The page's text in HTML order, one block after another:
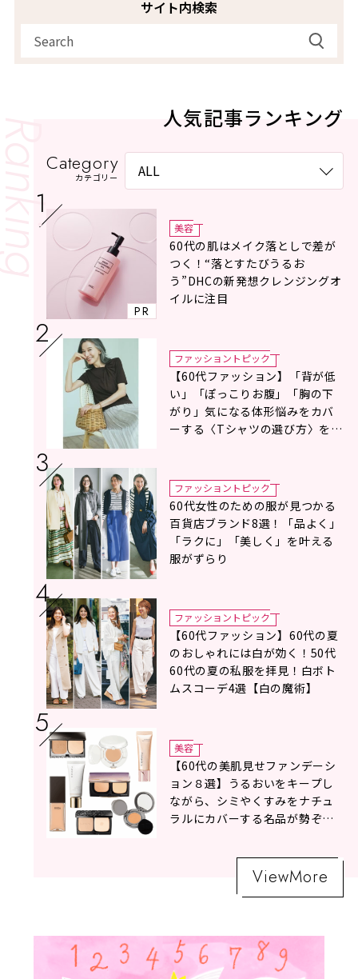
サイト内検索
人気記事ランキング
Category
カテゴリー
PR
美容
60代の肌はメイク落としで差が
つく！“落とすたびうるお
う”DHCの新発想クレンジングオ
イルに注目
ファッショントピック
【60代ファッション】「背が低
い」「ぽっこりお腹」「胸の下
がり」気になる体形悩みをカバ
ーする〈Tシャツの選び方〉をス
ファッショントピック
60代女性のための服が見つかる
百貨店ブランド8選！「品よく」
「ラクに」「美しく」を叶える
服がずらり
ファッショントピック
【60代ファッション】60代の夏
のおしゃれには白が効く！50代
60代の夏の私服を拝見！白ボト
ムスコーデ4選【白の魔術】
美容
【60代の美肌見せファンデーシ
ョン８選】うるおいをキープし
ながら、シミやくすみをナチュ
ラルにカバーする名品が勢ぞろ
ViewMore